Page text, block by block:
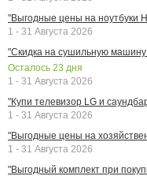
"Выгодные цены на ноутбуки
1 - 31 Августа 2026
"Скидка на сушильную
Осталось 23 дня
1 - 31 Августа 2026
"Купи телевизор LG и
1 - 31 Августа 2026
"Выгодные цены на
1 - 31 Августа 2026
"Выгодный комплект при